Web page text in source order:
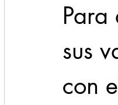
Seguridad
sus
con